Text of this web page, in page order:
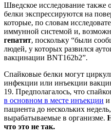
Шведское исследование также
белки экспрессируются на
которые, по словам
иммунной системой и,
гепатит, поскольку “были
людей, у которых развился
вакцинации BNT162b2”.
Спайковые белки могут
инфекции или инъекции
19. Предполагалось, что
в основном в месте инъекции и
пациента до нескольких
вырабатываемые в организме.
что это не так.